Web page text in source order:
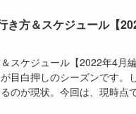
き方＆スケジュール【
スケジュール【2022年4月編
目白押しのシーズンです。
のが現状。今回は、現時点